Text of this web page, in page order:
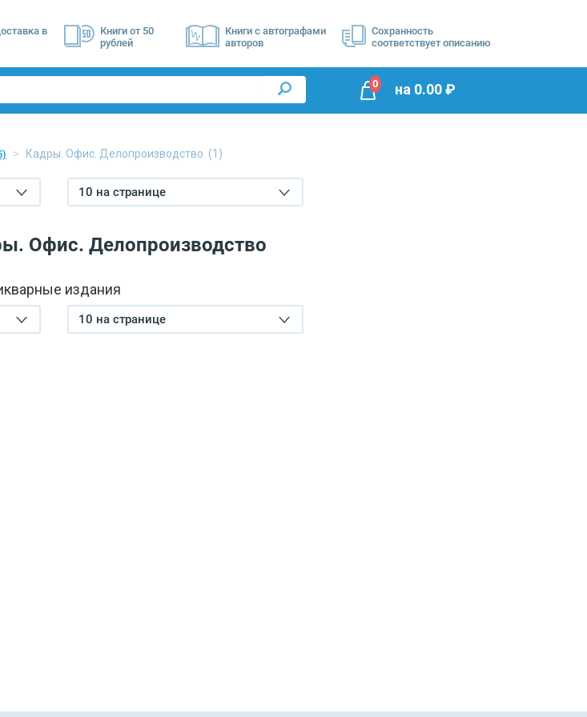
в
Книги от 50
рублей
Книги с автографами
авторов
Сохранность
соответствует описанию
0 на 0.00₽
Кадры. Офис. Делопроизводство (1)
10 на странице
Офис. Делопроизводство
издания
10 на странице